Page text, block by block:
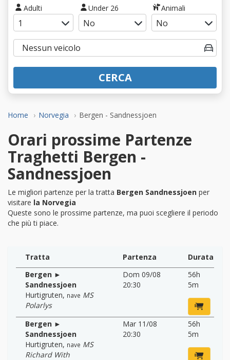
Home Norvegia Bergen - Sandnessjoen
Adulti Under 26 Animali
CERCA
Orari prossime Partenze
Traghetti Bergen -
Sandnessjoen
Le migliori partenze per la tratta Bergen Sandnessjoen per
visitare la Norvegia
Queste sono le prossime partenze, ma puoi scegliere il periodo
che più ti piace.
Tratta Partenza
Durata
Bergen ►
Sandnessjoen
Hurtigruten, nave MS
Polarlys
Dom 09/08
20:30
56h
5m
Bergen ►
Sandnessjoen
Hurtigruten, nave MS
Richard With
Mar 11/08
20:30
56h
5m